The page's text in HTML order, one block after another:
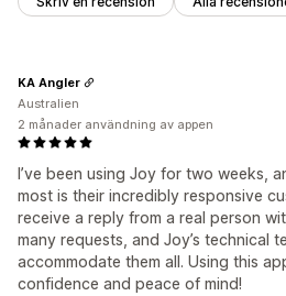
I’ve been using Joy for two weeks,
most is their incredibly responsive
receive a reply from a real person
many requests, and Joy’s technical
accommodate them all. Using this
confidence and peace of mind!
KA Angler
Australien
2 månader användning av appen